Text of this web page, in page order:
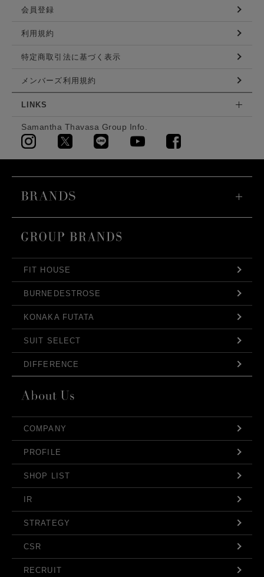
会員登録
利用規約
特定商取引法に基づく表示
メンバーズ利用規約
LINKS
Samantha Thavasa Group Info.
FIT HOUSE
BURNEDESTROSE
KONAKA FUTATA
SUIT SELECT
DIFFERENCE
COMPANY
PROFILE
SHOP LIST
IR
STRATEGY
CSR
RECRUIT